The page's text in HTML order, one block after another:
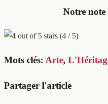
Notre note
(4 / 5)
Mots clés: Arte,
Partager l'article